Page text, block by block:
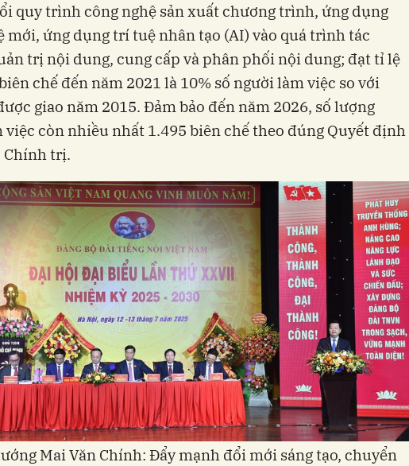
quy trình công nghệ sản xuất chương trình, ứng dụng
mới, ứng dụng trí tuệ nhân tạo (AI) vào quá trình tác
trị nội dung, cung cấp và phân phối nội dung; đạt tỉ lệ
chế đến năm 2021 là 10% số người làm việc so với
giao năm 2015. Đảm bảo đến năm 2026, số lượng
việc còn nhiều nhất 1.495 biên chế theo đúng Quyết định
Chính trị.
Mai Văn Chính: Đẩy mạnh đổi mới sáng tạo, chuyển